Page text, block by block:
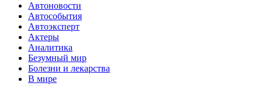
Автоновости
Автособытия
Автоэксперт
Актеры
Аналитика
Безумный мир
Болезни и лекарства
В мире